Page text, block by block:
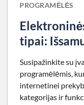
PROGRAMĖLĖS
tipai:
Susipažinkite su
programėlėmis,
internetinei
kategorijas ir